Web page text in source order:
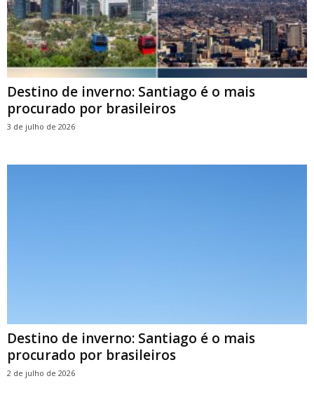
Destino de inverno: Santiago é o mais
procurado por brasileiros
3 de julho de 2026
Destino de inverno: Santiago é o mais
procurado por brasileiros
2 de julho de 2026